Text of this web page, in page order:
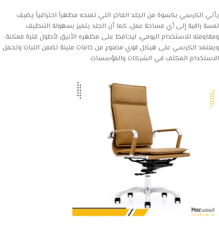
يأتي الكرسي بكسوة من الجلد الفاخر التي تمنحه مظهراً احترافياً يضيف
لمسة راقية إلى أي مساحة عمل، كما أن الجلد يتميز بسهولة التنظيف
ومقاومته للاستخدام اليومي، ليحافظ على مظهره الأنيق لأطول فترة ممكنة.
ويعتمد الكرسي على هيكل قوي مصنوع من خامات متينة تضمن الثبات وتحمل
الاستخدام المكثف في الشركات والمؤسسات.